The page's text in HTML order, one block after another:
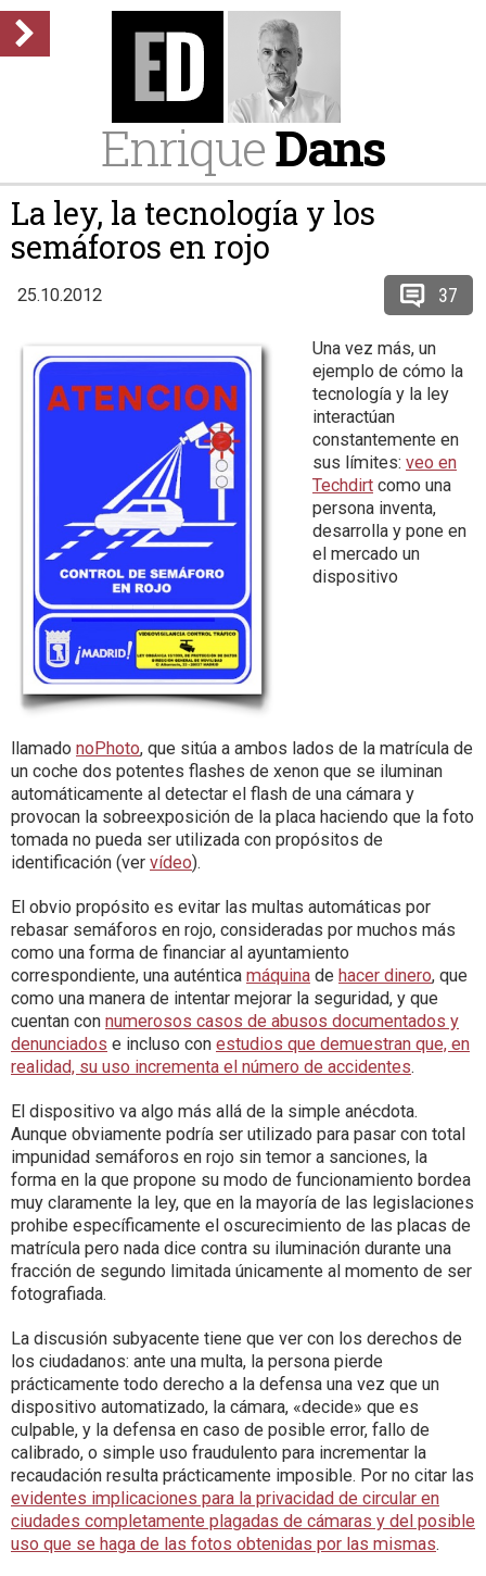
EnriqueDans
La ley, la tecnología y los
semáforos en rojo
25.10.2012 37
Una vez más, un
ejemplo de cómo la
tecnología y la ley
interactúan
constantemente en
sus límites: veo en
Techdirt como una
persona inventa,
desarrolla y pone en
el mercado un
dispositivo
llamado noPhoto, que sitúa a ambos lados de la matrícula de
un coche dos potentes flashes de xenon que se iluminan
automáticamente al detectar el flash de una cámara y
provocan la sobreexposición de la placa haciendo que la foto
tomada no pueda ser utilizada con propósitos de
identificación (ver vídeo).
El obvio propósito es evitar las multas automáticas por
rebasar semáforos en rojo, consideradas por muchos más
como una forma de financiar al ayuntamiento
correspondiente, una auténtica máquina de hacer dinero, que
como una manera de intentar mejorar la seguridad, y que
cuentan con numerosos casos de abusos documentados y
denunciados e incluso con estudios que demuestran que, en
realidad, su uso incrementa el número de accidentes.
El dispositivo va algo más allá de la simple anécdota.
Aunque obviamente podría ser utilizado para pasar con total
impunidad semáforos en rojo sin temor a sanciones, la
forma en la que propone su modo de funcionamiento bordea
muy claramente la ley, que en la mayoría de las legislaciones
prohibe específicamente el oscurecimiento de las placas de
matrícula pero nada dice contra su iluminación durante una
fracción de segundo limitada únicamente al momento de ser
fotografiada.
La discusión subyacente tiene que ver con los derechos de
los ciudadanos: ante una multa, la persona pierde
prácticamente todo derecho a la defensa una vez que un
dispositivo automatizado, la cámara, «decide» que es
culpable, y la defensa en caso de posible error, fallo de
calibrado, o simple uso fraudulento para incrementar la
recaudación resulta prácticamente imposible. Por no citar las
evidentes implicaciones para la privacidad de circular en
ciudades completamente plagadas de cámaras y del posible
uso que se haga de las fotos obtenidas por las mismas.